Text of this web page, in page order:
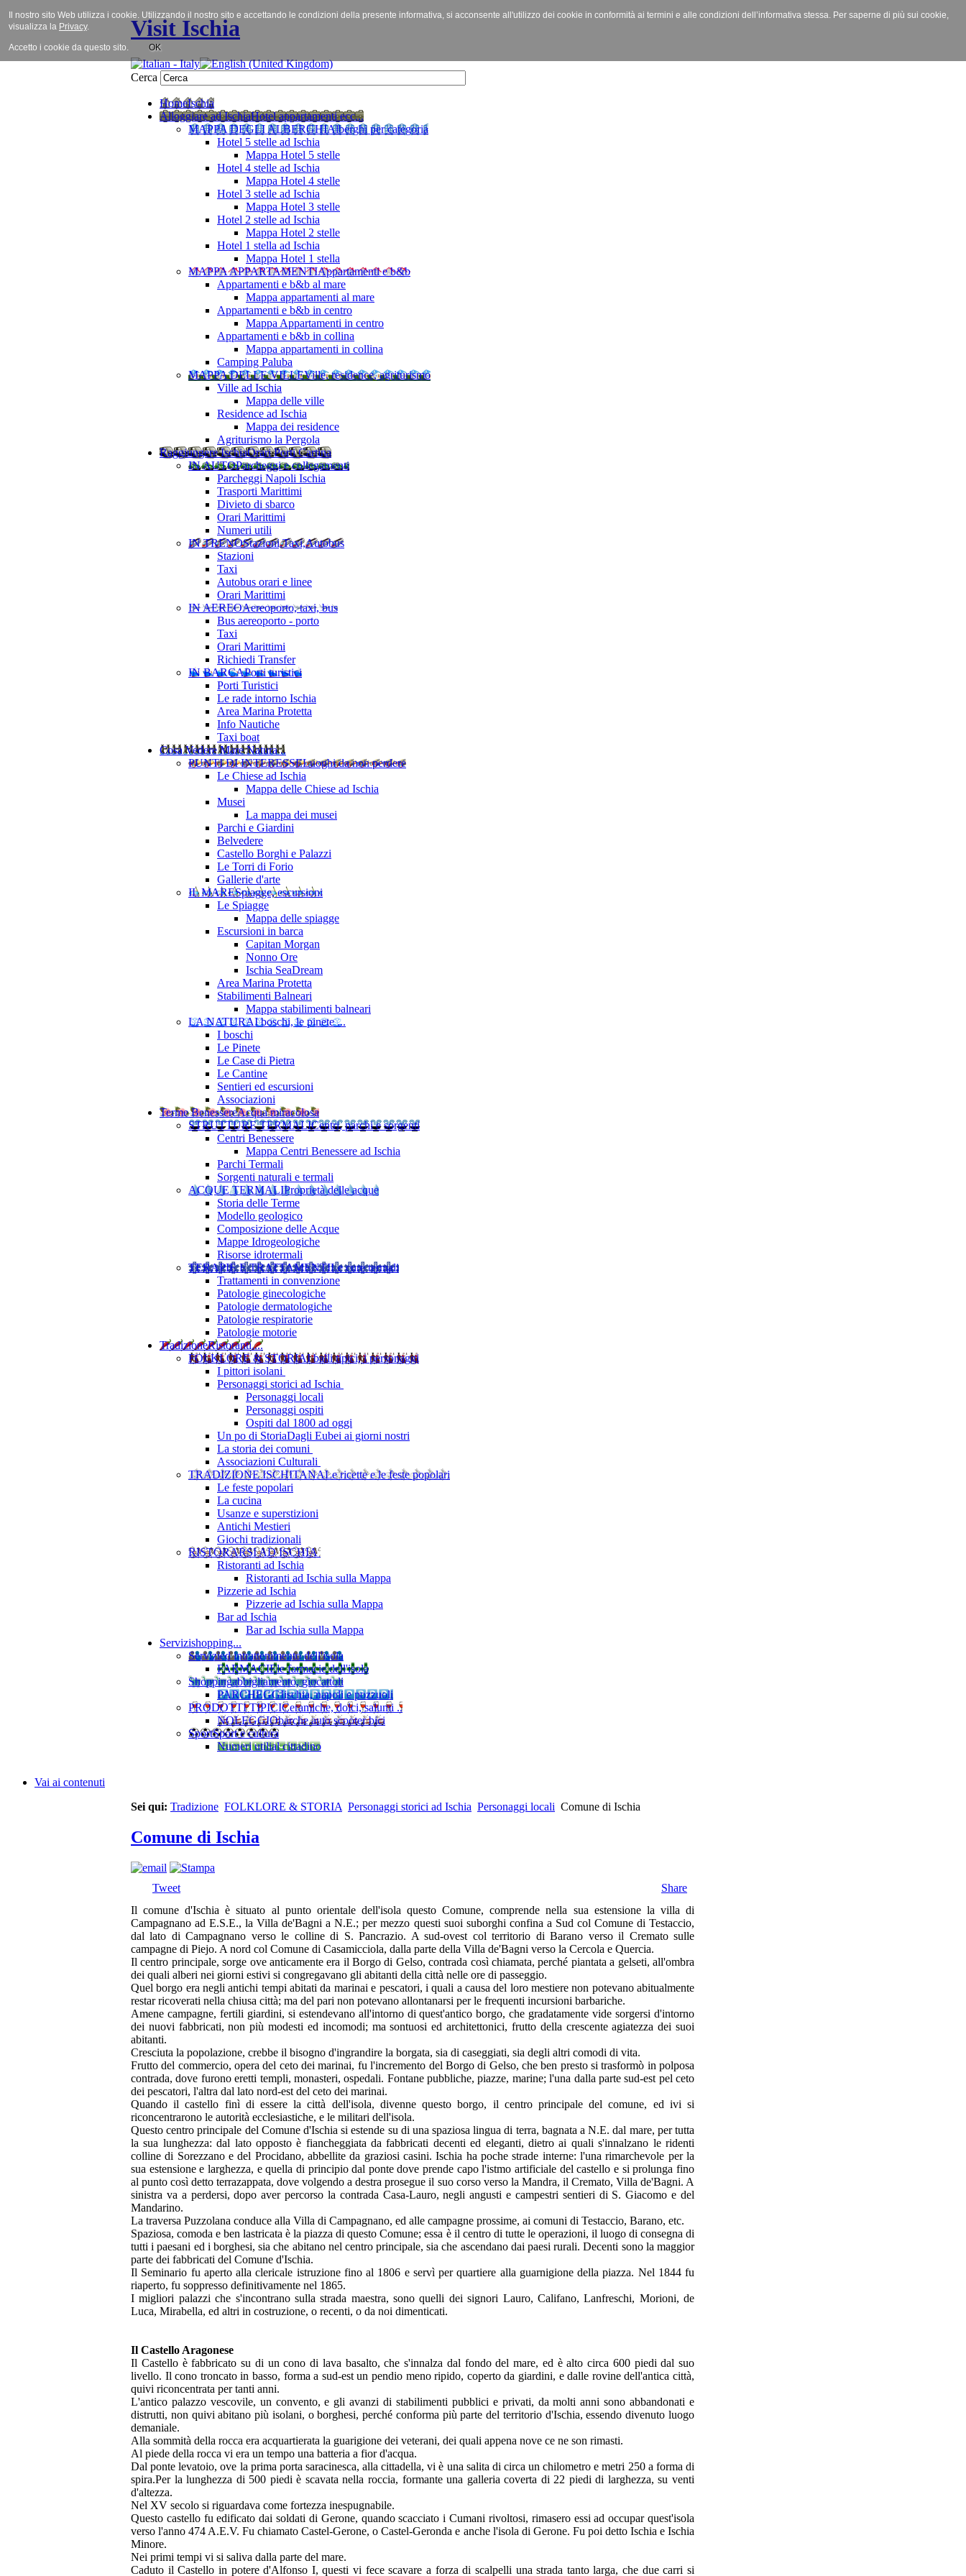
Visit Ischia
Cerca
HomeIschia
Alloggiare ad IschiaHotel appartamenti ecc...
MAPPA DEGLI ALBERGHIAlberghi per categoria
Hotel 5 stelle ad Ischia
Mappa Hotel 5 stelle
Hotel 4 stelle ad Ischia
Mappa Hotel 4 stelle
Hotel 3 stelle ad Ischia
Mappa Hotel 3 stelle
Hotel 2 stelle ad Ischia
Mappa Hotel 2 stelle
Hotel 1 stella ad Ischia
Mappa Hotel 1 stella
MAPPA APPARTAMENTIAppartamenti e b&b
Appartamenti e b&b al mare
Mappa appartamenti al mare
Appartamenti e b&b in centro
Mappa Appartamenti in centro
Appartamenti e b&b in collina
Mappa appartamenti in collina
Camping Paluba
MAPPA DELLE VILLEVille, residence, agriturismo
Ville ad Ischia
Mappa delle ville
Residence ad Ischia
Mappa dei residence
Agriturismo la Pergola
Raggiungere IschiaOrari Porti Cartina
IN AUTOParcheggi e collegamenti
Parcheggi Napoli Ischia
Trasporti Marittimi
Divieto di sbarco
Orari Marittimi
Numeri utili
IN TRENOStazioni,Taxi,Autobus
Stazioni
Taxi
Autobus orari e linee
Orari Marittimi
IN AEREOAereoporto, taxi, bus
Bus aereoporto - porto
Taxi
Orari Marittimi
Richiedi Transfer
IN BARCAPorti turistici
Porti Turistici
Le rade intorno Ischia
Area Marina Protetta
Info Nautiche
Taxi boat
Cosa VedereMare Natura ..
PUNTI DI INTERESSELuoghi da non perdere
Le Chiese ad Ischia
Mappa delle Chiese ad Ischia
Musei
La mappa dei musei
Parchi e Giardini
Belvedere
Castello Borghi e Palazzi
Le Torri di Forio
Gallerie d'arte
IL MARESpiagge, escursioni
Le Spiagge
Mappa delle spiagge
Escursioni in barca
Capitan Morgan
Nonno Ore
Ischia SeaDream
Area Marina Protetta
Stabilimenti Balneari
Mappa stabilimenti balneari
LA NATURAI boschi, le pinete ...
I boschi
Le Pinete
Le Case di Pietra
Le Cantine
Sentieri ed escursioni
Associazioni
Terme BenessereAcqua miracolosa
STRUTTURE TERMALICentri, parchi e sorgenti
Centri Benessere
Mappa Centri Benessere ad Ischia
Parchi Termali
Sorgenti naturali e termali
ACQUE TERMALIProprietà delle acque
Storia delle Terme
Modello geologico
Composizione delle Acque
Mappe Idrogeologiche
Risorse idrotermali
TERAPIE E TRATTAMENTILe cure termali
Trattamenti in convenzione
Patologie ginecologiche
Patologie dermatologiche
Patologie respiratorie
Patologie motorie
TradizioneRistoranti....
FOLKLORE & STORIAI balli tipici, i personaggi
I pittori isolani
Personaggi storici ad Ischia
Personaggi locali
Personaggi ospiti
Ospiti dal 1800 ad oggi
Un po di StoriaDagli Eubei ai giorni nostri
La storia dei comuni
Associazioni Culturali
TRADIZIONE ISCHITANALe ricette e le feste popolari
Le feste popolari
La cucina
Usanze e superstizioni
Antichi Mestieri
Giochi tradizionali
RISTORARSI AD ISCHIA
Ristoranti ad Ischia
Ristoranti ad Ischia sulla Mappa
Pizzerie ad Ischia
Pizzerie ad Ischia sulla Mappa
Bar ad Ischia
Bar ad Ischia sulla Mappa
Servizishopping...
Servizied intrattenimento dell'isola
FARMACIEle farmacie dell'isola
Shoppingabbigliamento, giocattoli
PARCHEGGIischia, napoli e pozzuoli
PRODOTTI TIPICICeramiche, dolci, salumi ..
NOLEGGIObarche auto scooter bici
SportSport e cultura
Numeri utilial cittadino
Vai ai contenuti
Sei qui: Tradizione FOLKLORE & STORIA Personaggi storici ad Ischia Personaggi locali Comune di Ischia
Comune di Ischia
Tweet
Share
Il comune d'Ischia è situato al punto orientale dell'isola questo Comune, comprende nella sua estensione la villa di
Campagnano ad E.S.E., la Villa de'Bagni a N.E.; per mezzo questi suoi suborghi confina a Sud col Comune di Testaccio,
dal lato di Campagnano verso le colline di S. Pancrazio. A sud-ovest col territorio di Barano verso il Cremato sulle
campagne di Piejo. A nord col Comune di Casamicciola, dalla parte della Villa de'Bagni verso la Cercola e Quercia.
Il centro principale, sorge ove anticamente era il Borgo di Gelso, contrada così chiamata, perché piantata a gelseti, all'ombra
dei quali alberi nei giorni estivi si congregavano gli abitanti della città nelle ore di passeggio.
Quel borgo era negli antichi tempi abitati da marinai e pescatori, i quali a causa del loro mestiere non potevano abitualmente
restar ricoverati nella chiusa città; ma del pari non potevano allontanarsi per le frequenti incursioni barbariche.
Amene campagne, fertili giardini, si estendevano all'intorno di quest'antico borgo, che gradatamente vide sorgersi d'intorno
dei nuovi fabbricati, non più modesti ed incomodi; ma sontuosi ed architettonici, frutto della crescente agiatezza dei suoi
abitanti.
Cresciuta la popolazione, crebbe il bisogno d'ingrandire la borgata, sia di caseggiati, sia degli altri comodi di vita.
Frutto del commercio, opera del ceto dei marinai, fu l'incremento del Borgo di Gelso, che ben presto si trasformò in polposa
contrada, dove furono eretti templi, monasteri, ospedali. Fontane pubbliche, piazze, marine; l'una dalla parte sud-est pel ceto
dei pescatori, l'altra dal lato nord-est del ceto dei marinai.
Quando il castello finì di essere la città dell'isola, divenne questo borgo, il centro principale del comune, ed ivi si
riconcentrarono le autorità ecclesiastiche, e le militari dell'isola.
Questo centro principale del Comune d'Ischia si estende su di una spaziosa lingua di terra, bagnata a N.E. dal mare, per tutta
la sua lunghezza: dal lato opposto è fiancheggiata da fabbricati decenti ed eleganti, dietro ai quali s'innalzano le ridenti
colline di Sorezzano e del Procidano, abbellite da graziosi casini. Ischia ha poche strade interne: l'una rimarchevole per la
sua estensione e larghezza, e quella di principio dal ponte dove prende capo l'istmo artificiale del castello e si prolunga fino
al punto così detto terrazappata, dove volgendo a destra prosegue il suo corso verso la Mandra, il Cremato, Villa de'Bagni. A
sinistra va a perdersi, dopo aver percorso la contrada Casa-Lauro, negli angusti e campestri sentieri di S. Giacomo e del
Mandarino.
La traversa Puzzolana conduce alla Villa di Campagnano, ed alle campagne prossime, ai comuni di Testaccio, Barano, etc.
Spaziosa, comoda e ben lastricata è la piazza di questo Comune; essa è il centro di tutte le operazioni, il luogo di consegna di
tutti i paesani ed i borghesi, sia che abitano nel centro principale, sia che ascendano dai paesi rurali. Decenti sono la maggior
parte dei fabbricati del Comune d'Ischia.
Il Seminario fu aperto alla clericale istruzione fino al 1806 e servì per quartiere alla guarnigione della piazza. Nel 1844 fu
riaperto, fu soppresso definitivamente nel 1865.
I migliori palazzi che s'incontrano sulla strada maestra, sono quelli dei signori Lauro, Califano, Lanfreschi, Morioni, de
Luca, Mirabella, ed altri in costruzione, o recenti, o da noi dimenticati.
Il Castello Aragonese
Il Castello è fabbricato su di un cono di lava basalto, che s'innalza dal fondo del mare, ed è alto circa 600 piedi dal suo
livello. Il cono troncato in basso, forma a sud-est un pendio meno ripido, coperto da giardini, e dalle rovine dell'antica città,
quivi riconcentrata per tanti anni.
L'antico palazzo vescovile, un convento, e gli avanzi di stabilimenti pubblici e privati, da molti anni sono abbandonati e
distrutti, non quivi abitano più isolani, o borghesi, perché conforma più parte del territorio d'Ischia, essendo divenuto luogo
demaniale.
Alla sommità della rocca era acquartierata la guarigione dei veterani, dei quali appena nove ce ne son rimasti.
Al piede della rocca vi era un tempo una batteria a fior d'acqua.
Dal ponte levatoio, ove la prima porta saracinesca, alla cittadella, vi è una salita di circa un chilometro e metri 250 a forma di
spira.Per la lunghezza di 500 piedi è scavata nella roccia, formante una galleria coverta di 22 piedi di larghezza, su venti
d'altezza.
Nel XV secolo si riguardava come fortezza inespugnabile.
Questo castello fu edificato dai soldati di Gerone, quando scacciato i Cumani rivoltosi, rimasero essi ad occupar quest'isola
verso l'anno 474 A.E.V. Fu chiamato Castel-Gerone, o Castel-Geronda e anche l'isola di Gerone. Fu poi detto Ischia e Ischia
Minore.
Nei primi tempi vi si saliva dalla parte del mare.
Caduto il Castello in potere d'Alfonso I, questi vi fece scavare a forza di scalpelli una strada tanto larga, che due carri si
Il nostro sito Web utilizza i cookie. Utilizzando il nostro sito e accettando le condizioni della presente informativa, si acconsente all'utilizzo dei cookie in conformità ai termini e alle condizioni dell’informativa stessa. Per saperne di più sui cookie,
visualizza la Privacy.
Accetto i cookie da questo sito. OK